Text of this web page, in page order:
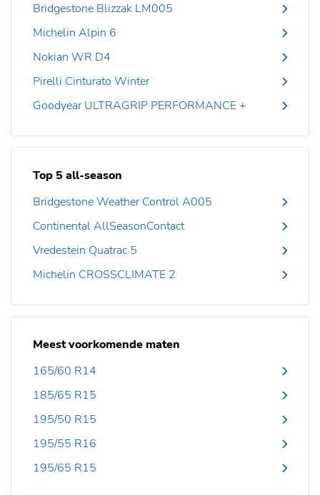
Bridgestone Blizzak LM005
Michelin Alpin 6
Nokian WR D4
Pirelli Cinturato Winter
Goodyear ULTRAGRIP PERFORMANCE +
Top 5 all-season
Bridgestone Weather Control A005
Continental AllSeasonContact
Vredestein Quatrac 5
Michelin CROSSCLIMATE 2
Meest voorkomende maten
165/60 R14
185/65 R15
195/50 R15
195/55 R16
195/65 R15